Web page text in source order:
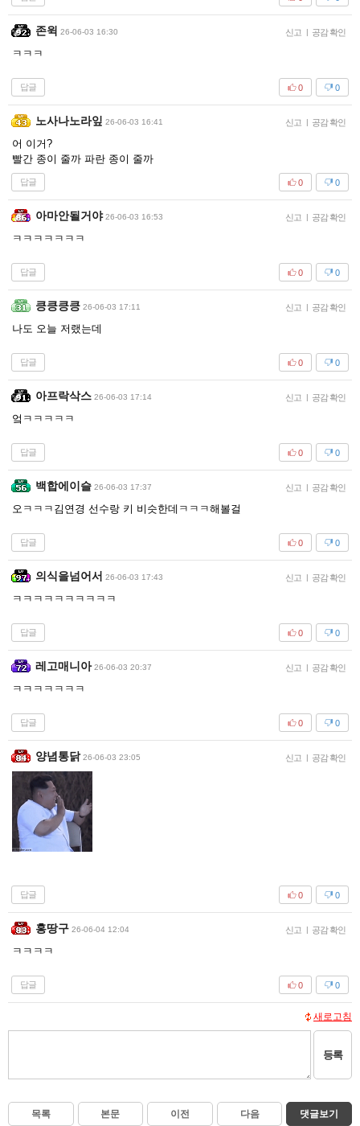
존윅 26-06-03 16:30 신고 공감 확인
ㅋㅋㅋ
답글 0
0
노사나노라잎 26-06-03 16:41 신고 공감 확인
어 이거?
빨간 종이 줄까 파란 종이 줄까
답글 0
0
아마안될거야 26-06-03 16:53 신고 공감 확인
ㅋㅋㅋㅋㅋㅋㅋ
답글 0
0
킁킁킁킁 26-06-03 17:11 신고 공감 확인
나도 오늘 저랬는데
답글 0
0
아프락삭스 26-06-03 17:14 신고 공감 확인
엌ㅋㅋㅋㅋㅋ
답글 0
0
백합에이슬 26-06-03 17:37 신고 공감 확인
오ㅋㅋㅋ김연경 선수랑 키 비슷한데ㅋㅋㅋ해볼걸
답글 0
0
의식을넘어서 26-06-03 17:43 신고 공감 확인
ㅋㅋㅋㅋㅋㅋㅋㅋㅋㅋ
답글 0
0
레고매니아 26-06-03 20:37 신고 공감 확인
ㅋㅋㅋㅋㅋㅋㅋ
답글 0
0
양념통닭 26-06-03 23:05 신고 공감 확인
답글 0
0
홍땅구 26-06-04 12:04 신고 공감 확인
ㅋㅋㅋㅋ
답글 0
0
새로고침
등록
목록 본문 이전 다음 댓글보기